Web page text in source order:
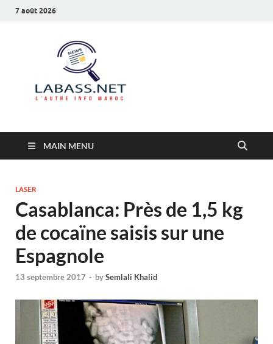
7 août 2026
MAIN MENU
LASER
Casablanca: Près de 1,5 kg
de cocaïne saisis sur une
Espagnole
13 septembre 2017 - bySemlali Khalid